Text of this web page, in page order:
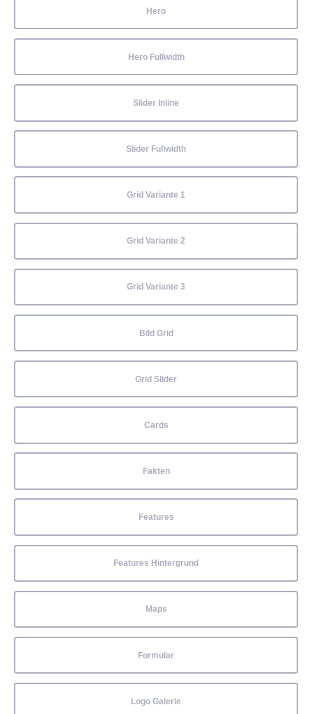
Hero
Hero Fullwidth
Slider Inline
Slider Fullwidth
Grid Variante 1
Grid Variante 2
Grid Variante 3
Bild Grid
Grid Slider
Cards
Fakten
Features
Features Hintergrund
Maps
Formular
Logo Galerie